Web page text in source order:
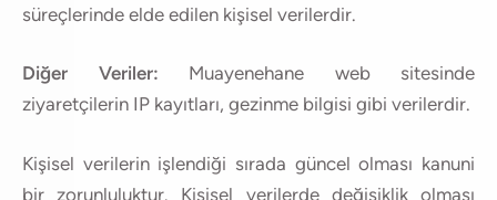
süreçlerinde elde edilen kişisel verilerdir.
Diğer Veriler: Muayenehane web sitesinde
ziyaretçilerin IP kayıtları, gezinme bilgisi gibi verilerdir.
Kişisel verilerin işlendiği sırada güncel olması kanuni
bir zorunluluktur. Kişisel verilerde değişiklik olması